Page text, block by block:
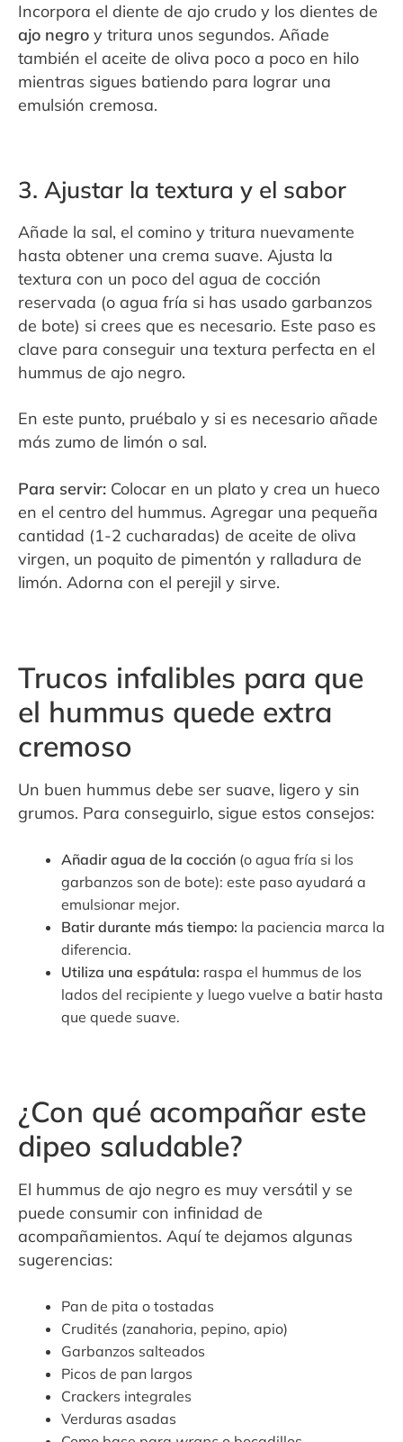
Incorpora el diente de ajo crudo y los dientes de
ajo negro y tritura unos segundos. Añade
también el aceite de oliva poco a poco en hilo
mientras sigues batiendo para lograr una
emulsión cremosa.
3. Ajustar la textura y el sabor
Añade la sal, el comino y tritura nuevamente
hasta obtener una crema suave. Ajusta la
textura con un poco del agua de cocción
reservada (o agua fría si has usado garbanzos
de bote) si crees que es necesario. Este paso es
clave para conseguir una textura perfecta en el
hummus de ajo negro.
En este punto, pruébalo y si es necesario añade
más zumo de limón o sal.
Para servir: Colocar en un plato y crea un hueco
en el centro del hummus. Agregar una pequeña
cantidad (1-2 cucharadas) de aceite de oliva
virgen, un poquito de pimentón y ralladura de
limón. Adorna con el perejil y sirve.
Trucos infalibles para que
el hummus quede extra
cremoso
Un buen hummus debe ser suave, ligero y sin
grumos. Para conseguirlo, sigue estos consejos:
Añadir agua de la cocción (o agua fría si los
garbanzos son de bote): este paso ayudará a
emulsionar mejor.
Batir durante más tiempo: la paciencia marca la
diferencia.
Utiliza una espátula: raspa el hummus de los
lados del recipiente y luego vuelve a batir hasta
que quede suave.
¿Con qué acompañar este
dipeo saludable?
El hummus de ajo negro es muy versátil y se
puede consumir con infinidad de
acompañamientos. Aquí te dejamos algunas
sugerencias:
Pan de pita o tostadas
Crudités (zanahoria, pepino, apio)
Garbanzos salteados
Picos de pan largos
Crackers integrales
Verduras asadas